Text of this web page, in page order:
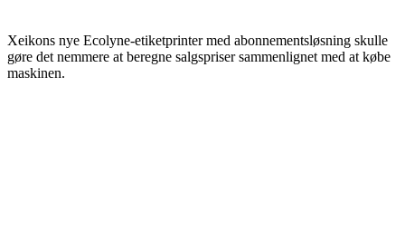
Xeikons nye Ecolyne-etiketprinter med abonnementsløsning skulle
gøre det nemmere at beregne salgspriser sammenlignet med at købe
maskinen.